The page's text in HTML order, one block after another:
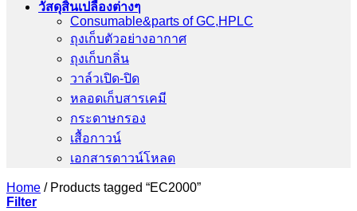
วัสดุสิ้นเปลืองต่างๆ
Consumable&parts of GC,HPLC
ถุงเก็บตัวอย่างอากาศ
ถุงเก็บกลิ่น
วาล์วเปิด-ปิด
หลอดเก็บสารเคมี
กระดาษกรอง
เสื้อกาวน์
เอกสารดาวน์โหลด
Home /Products tagged “EC2000”
Filter